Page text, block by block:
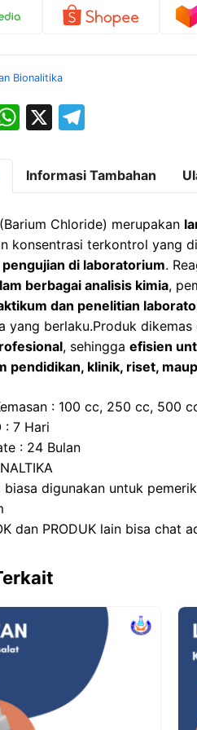
Bionalitika
W
at
s
A
p
p
X
e
gr
a
m
Informasi Tambahan
Chloride) merupakan
konsentrasi terkontrol yang
di laboratorium.
berbagai analisis kimia,
dan penelitian
yang berlaku.Produk dikemas
, sehingga efisien
pendidikan, klinik, riset,
: 100 cc, 250 cc, 500
: 7 Hari
: 24 Bulan
biasa digunakan untuk
dan PRODUK lain bisa chat